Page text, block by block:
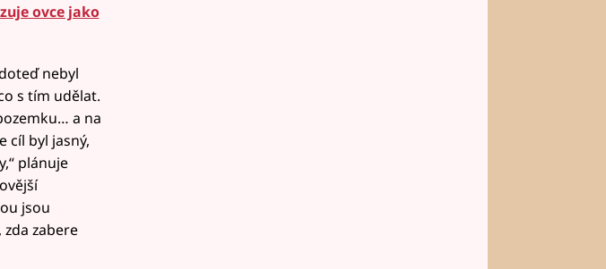
ovce jako
nebyl
s tím udělat.
a na
cíl byl jasný,
plánuje
jsou
zabere